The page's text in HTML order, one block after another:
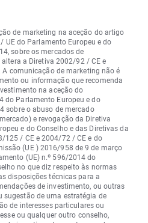
de marketing na aceção do artigo
UE do Parlamento Europeu e do
sobre os mercados de
a Diretiva 2002/92 / CE e
comunicação de marketing não é
ou informação que recomenda
na aceção do
do Parlamento Europeu e do
sobre o abuso de mercado
e revogação da Diretiva
e do Conselho e das Diretivas da
125 / CE e 2004/72 / CE e do
(UE ) 2016/958 de 9 de março
(UE) n.º 596/2014 do
no que diz respeito às normas
disposições técnicas para a
de investimento, ou outras
sugestão de uma estratégia de
de interesses particulares ou
ou qualquer outro conselho,